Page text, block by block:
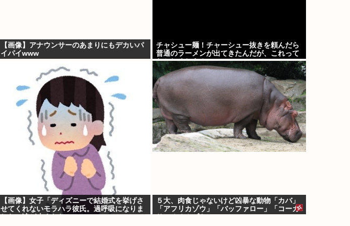
【画像】アナウンサーのあまりにもデカいパ
イパイwww
チャシュー麺！チャーシュー抜きを頼んだら
普通のラーメンが出てきたんだが、これって
おかしくねえ？
【画像】女子「ディズニーで結婚式を挙げさ
せてくれないモラハラ彼氏。過呼吸になりま
５大、肉食じゃないけど凶暴な動物「カバ」
「アフリカゾウ」「バッファロー」「コーカ